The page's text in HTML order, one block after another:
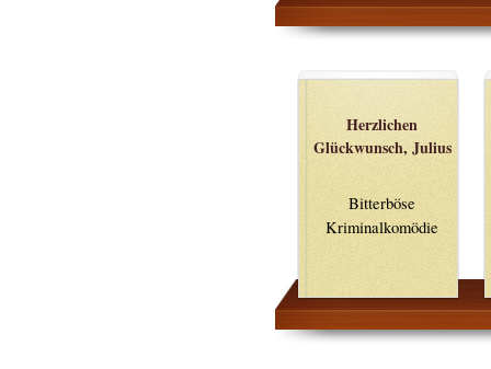
Herzlichen
Glückwunsch, Julius
Bitterböse
Kriminalkomödie